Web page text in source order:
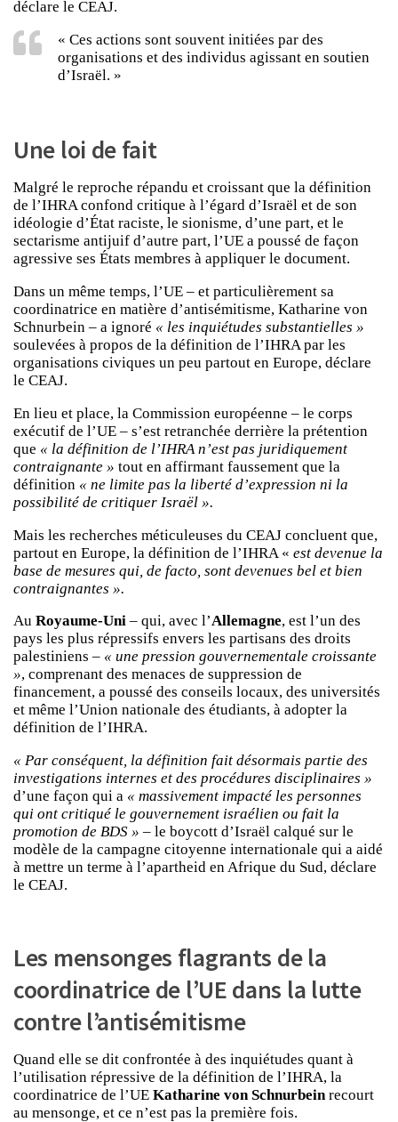
déclare le CEAJ.
« Ces actions sont souvent initiées par des
organisations et des individus agissant en soutien
d’Israël. »
Une loi de fait
Malgré le reproche répandu et croissant que la définition
de l’IHRA confond critique à l’égard d’Israël et de son
idéologie d’État raciste, le sionisme, d’une part, et le
sectarisme antijuif d’autre part, l’UE a poussé de façon
agressive ses États membres à appliquer le document.
Dans un même temps, l’UE – et particulièrement sa
coordinatrice en matière d’antisémitisme, Katharine von
Schnurbein – a ignoré « les inquiétudes substantielles »
soulevées à propos de la définition de l’IHRA par les
organisations civiques un peu partout en Europe, déclare
le CEAJ.
En lieu et place, la Commission européenne – le corps
exécutif de l’UE – s’est retranchée derrière la prétention
que « la définition de l’IHRA n’est pas juridiquement
contraignante » tout en affirmant faussement que la
définition « ne limite pas la liberté d’expression ni la
possibilité de critiquer Israël ».
Mais les recherches méticuleuses du CEAJ concluent que,
partout en Europe, la définition de l’IHRA « est devenue la
base de mesures qui, de facto, sont devenues bel et bien
contraignantes ».
Au Royaume-Uni – qui, avec l’Allemagne, est l’un des
pays les plus répressifs envers les partisans des droits
palestiniens – « une pression gouvernementale croissante
», comprenant des menaces de suppression de
financement, a poussé des conseils locaux, des universités
et même l’Union nationale des étudiants, à adopter la
définition de l’IHRA.
« Par conséquent, la définition fait désormais partie des
investigations internes et des procédures disciplinaires »
d’une façon qui a « massivement impacté les personnes
qui ont critiqué le gouvernement israélien ou fait la
promotion de BDS » – le boycott d’Israël calqué sur le
modèle de la campagne citoyenne internationale qui a aidé
à mettre un terme à l’apartheid en Afrique du Sud, déclare
le CEAJ.
Les mensonges flagrants de la
coordinatrice de l’UE dans la lutte
contre l’antisémitisme
Quand elle se dit confrontée à des inquiétudes quant à
l’utilisation répressive de la définition de l’IHRA, la
coordinatrice de l’UE Katharine von Schnurbein recourt
au mensonge, et ce n’est pas la première fois.